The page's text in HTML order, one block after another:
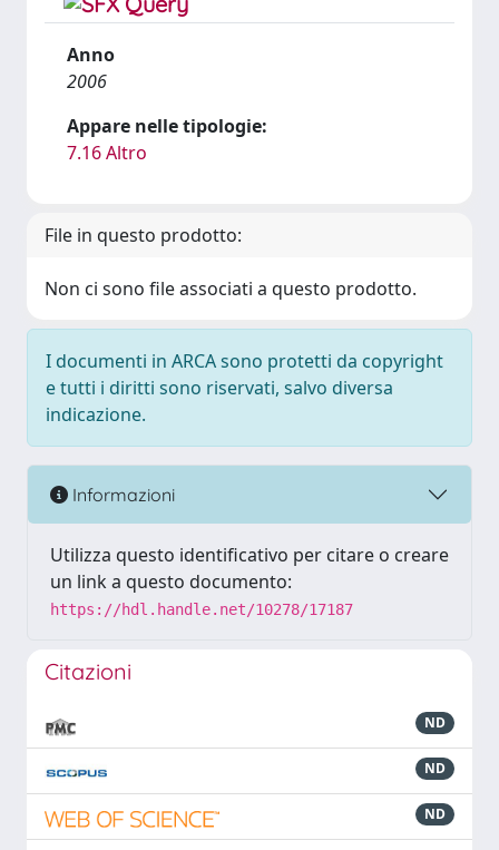
Anno
2006
Appare nelle tipologie:
7.16 Altro
File in questo prodotto:
Non ci sono file associati a questo prodotto.
I documenti in ARCA sono protetti da copyright
e tutti i diritti sono riservati, salvo diversa
indicazione.
Informazioni
Utilizza questo identificativo per citare o creare
un link a questo documento:
https://hdl.handle.net/10278/17187
Citazioni
ND
ND
ND